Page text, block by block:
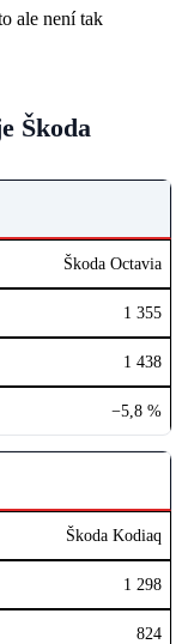
ale není tak
Škoda
Škoda Octavia
1 355
1 438
−5,8 %
Škoda Kodiaq
1 298
824